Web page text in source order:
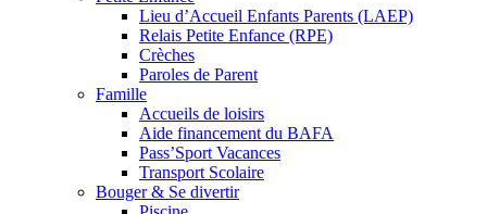
Lieu d’Accueil Enfants Parents (LAEP)
Relais Petite Enfance (RPE)
Crèches
Paroles de Parent
Famille
Accueils de loisirs
Aide financement du BAFA
Pass’Sport Vacances
Transport Scolaire
Bouger & Se divertir